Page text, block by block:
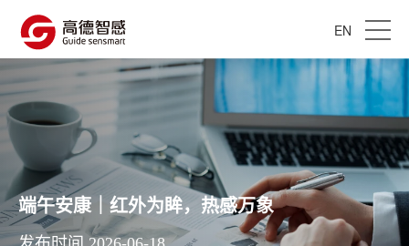
EN
端午安康｜红外为眸，热感万象